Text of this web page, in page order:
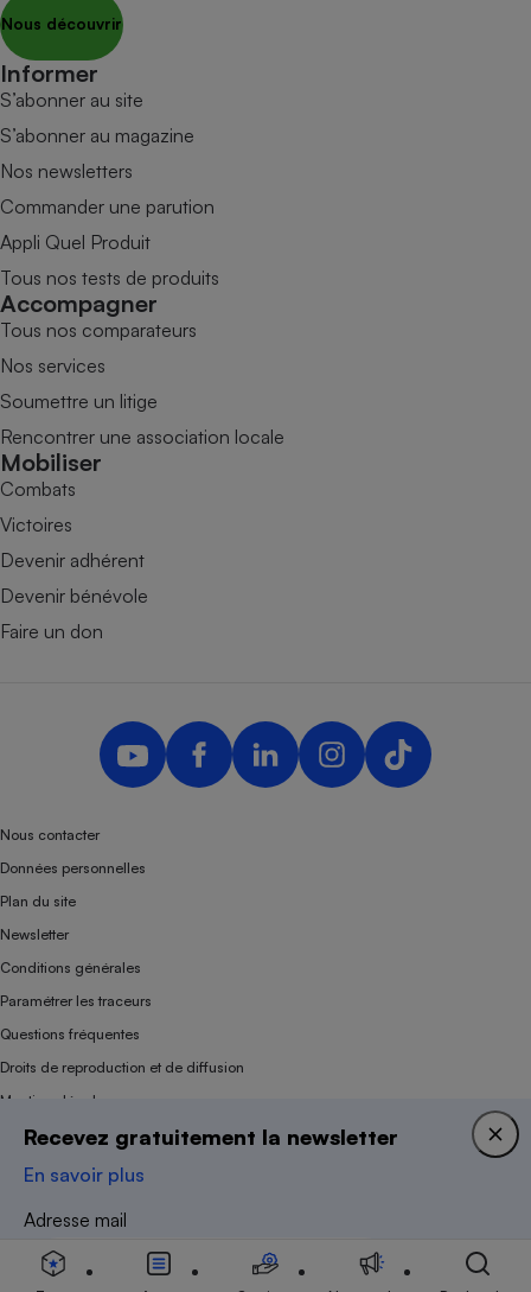
Recevez gratuitement la newsletter
En savoir plus
Adresse mail
Nous découvrir
Informer
S’abonner au site
S’abonner au magazine
Nos newsletters
Commander une parution
Appli Quel Produit
Tous nos tests de produits
Accompagner
Tous nos comparateurs
Nos services
Soumettre un litige
Rencontrer une association locale
Mobiliser
Combats
Victoires
Devenir adhérent
Devenir bénévole
Faire un don
Nous contacter
Données personnelles
Plan du site
Newsletter
Conditions générales
Paramétrer les traceurs
Questions fréquentes
Droits de reproduction et de diffusion
Mentions légales
Panel
Association indépendante de l’État, des syndicats, des producteurs et des
distributeurs depuis 1951.